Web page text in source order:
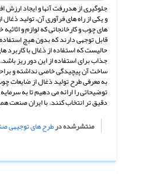
جلوگیری از هدررفت آنها و ایجاد
و یکی از راه های فرآوری آن، تولید
های چوب و کارخانجاتی که لوازم و
قابل توجهی دارند که بدون هیچ
حالیست که استفاده از ذغال با کاربرد
جذاب برای استفاده از این دور ریز
ساخت آن پیچیدگی خاصی نداشته و
به معرفی طرح تولید ذغال از ضایعات
توضیحاتی را ارائه می دهیم تا به
دقیق تر انتخاب کنند. با ایران صنعت
منتشرشده درطرح های توجیهی